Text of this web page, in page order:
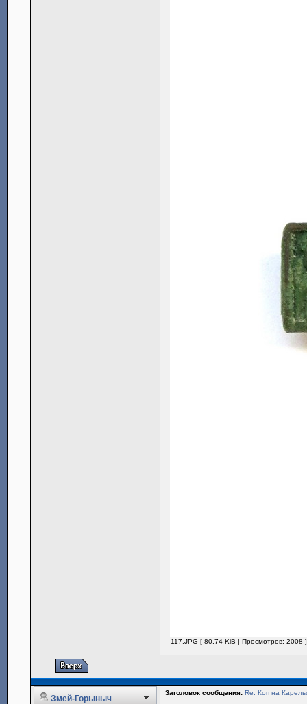
117.JPG [ 80.74 KiB | Просмотров: 2008 ]
Змей-Горыныч
Заголовок сообщения: Re: Коп на